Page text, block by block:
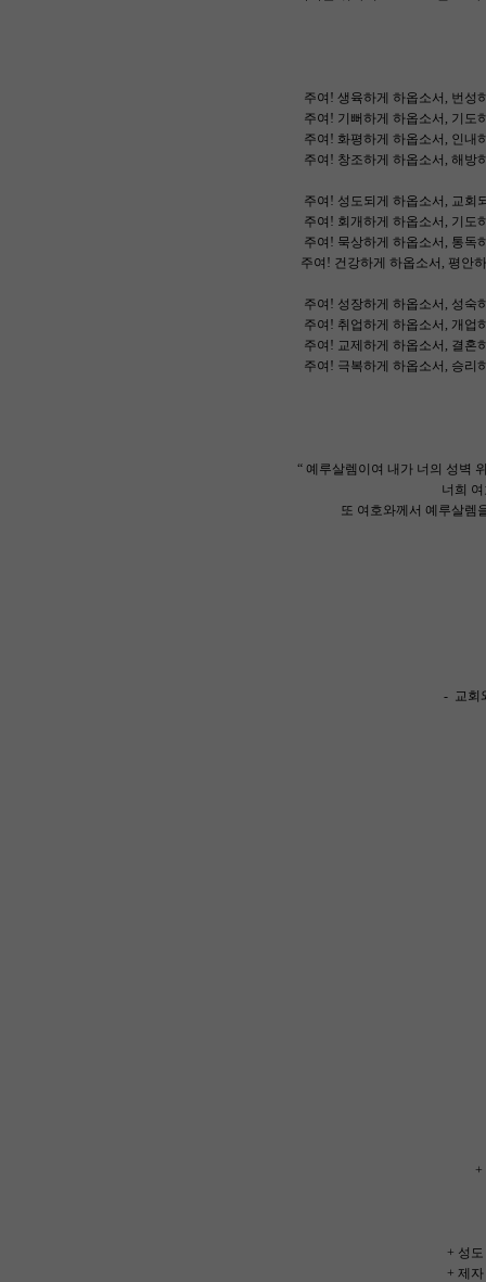
주여! 생육하게 하옵소서, 번성
주여! 기뻐하게 하옵소서, 기도
주여! 화평하게 하옵소서, 인내
주여! 창조하게 하옵소서, 해방
주여! 성도되게 하옵소서, 교회
주여! 회개하게 하옵소서, 기도
주여! 묵상하게 하옵소서, 통독
주여! 건강하게 하옵소서, 평안
주여! 성장하게 하옵소서, 성숙
주여! 취업하게 하옵소서, 개업
주여! 교제하게 하옵소서, 결혼
주여! 극복하게 하옵소서, 승리
“ 예루살렘이여 내가 너의 성벽
너희
또 여호와께서 예루살렘
- 교회
+
+ 성
+ 제